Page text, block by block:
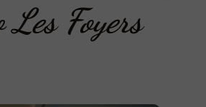
Foyers